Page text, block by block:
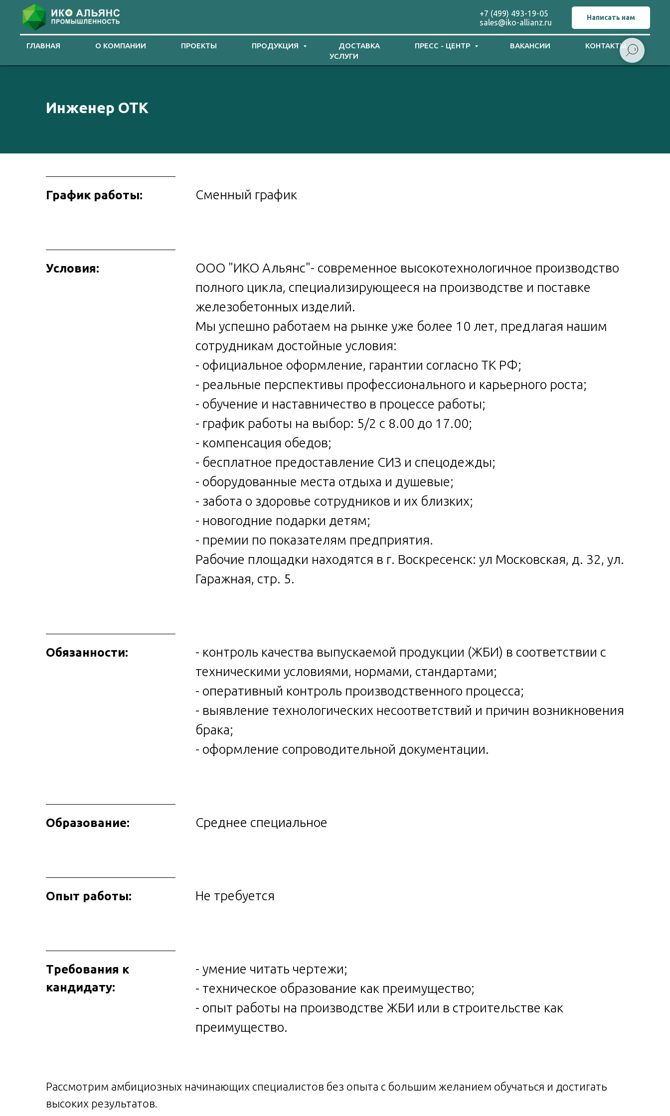
+7 (499) 493-19-05
sales@iko-allianz.ru
Написать нам
ГЛАВНАЯ О КОМПАНИИ ПРОЕКТЫ ПРОДУКЦИЯ ДОСТАВКА ПРЕСС - ЦЕНТР ВАКАНСИИ
КОНТАКТЫ
УСЛУГИ
Инженер ОТК
График работы: Сменный график
Условия:
ООО "ИКО Альянс"- современное высокотехнологичное производство
полного цикла, специализирующееся на производстве и поставке
железобетонных изделий.
Мы успешно работаем на рынке уже более 10 лет, предлагая нашим
сотрудникам достойные условия:
- официальное оформление, гарантии согласно ТК РФ;
- реальные перспективы профессионального и карьерного роста;
- обучение и наставничество в процессе работы;
- график работы на выбор: 5/2 с 8.00 до 17.00;
- компенсация обедов;
- бесплатное предоставление СИЗ и спецодежды;
- оборудованные места отдыха и душевые;
- забота о здоровье сотрудников и их близких;
- новогодние подарки детям;
- премии по показателям предприятия.
Рабочие площадки находятся в г. Воскресенск: ул Московская, д. 32, ул.
Гаражная, стр. 5.
Обязанности:
- контроль качества выпускаемой продукции (ЖБИ) в соответствии с
техническими условиями, нормами, стандартами;
- оперативный контроль производственного процесса;
- выявление технологических несоответствий и причин возникновения
брака;
- оформление сопроводительной документации.
Образование: Среднее специальное
Опыт работы: Не требуется
Требования к
кандидату:
- умение читать чертежи;
- техническое образование как преимущество;
- опыт работы на производстве ЖБИ или в строительстве как
преимущество.
Рассмотрим амбициозных начинающих специалистов без опыта с большим желанием обучаться и достигать
высоких результатов.